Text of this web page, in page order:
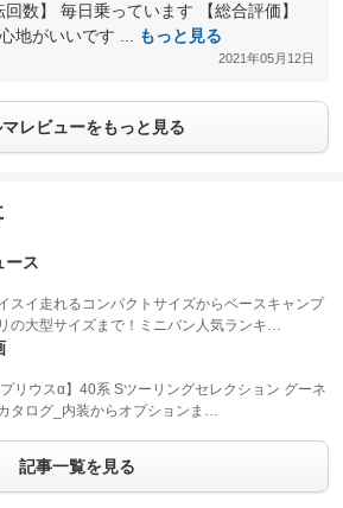
回数】 毎日乗っています 【総合評価】
地がいいです ...
もっと見る
2021年05月12日
レビューをもっと見る
ース
スイ走れるコンパクトサイズからベースキャンプ
の大型サイズまで！ミニバン人気ランキ…
プリウスα】40系 Sツーリングセレクション グーネ
タログ_内装からオプションま…
記事一覧を見る